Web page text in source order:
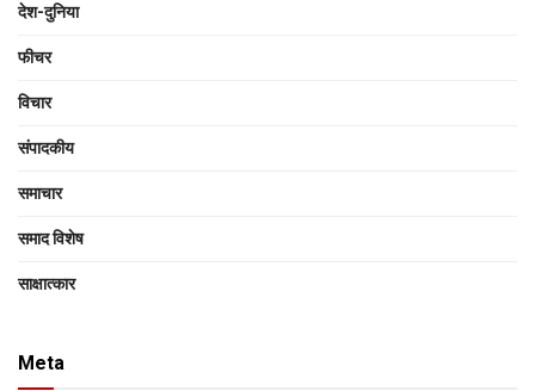
देश-दुनिया
फीचर
विचार
संपादकीय
समाचार
समाद विशेष
साक्षात्‍कार
Meta